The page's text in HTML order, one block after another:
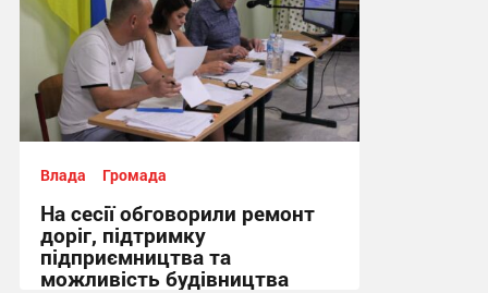
Влада Громада
На сесії обговорили ремонт
доріг, підтримку
підприємництва та
можливість будівництва